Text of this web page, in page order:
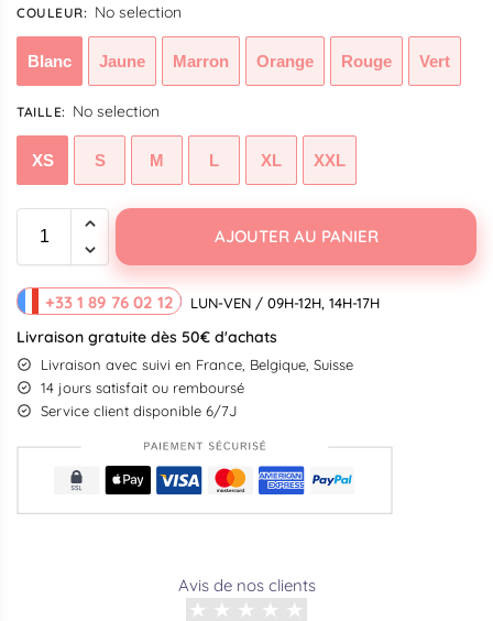
COULEUR: No selection
Blanc Jaune Marron Orange Rouge Vert
TAILLE: No selection
XS S M L XL XXL
AJOUTER AU PANIER
+33 1 89 76 02 12 LUN-VEN / 09H-12H, 14H-17H
Livraison gratuite dès 50€ d'achats
Livraison avec suivi en France, Belgique, Suisse
14 jours satisfait ou remboursé
Service client disponible 6/7J
Avis de nos clients